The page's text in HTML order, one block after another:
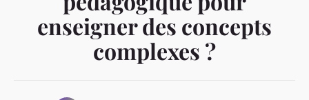
enseigner des concepts
complexes ?